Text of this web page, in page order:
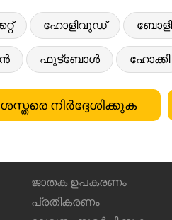
ഹോളിവുഡ്
ഫുട്ബോൾ ഹോക്കി
നിർദ്ദേശിക്കുക
ജാതക ഉപകരണം
പ്രതികരണം